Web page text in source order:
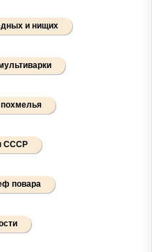
и нищих
СССР
повара